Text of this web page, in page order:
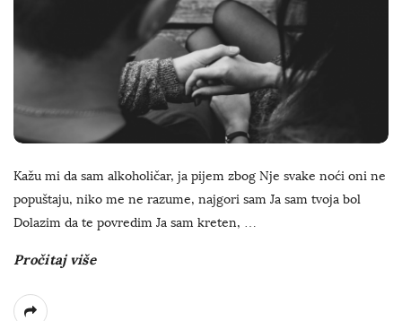
Kažu mi da sam alkoholičar, ja pijem zbog Nje svake noći oni ne
popuštaju, niko me ne razume, najgori sam Ja sam tvoja bol
Dolazim da te povredim Ja sam kreten, …
Pročitaj više